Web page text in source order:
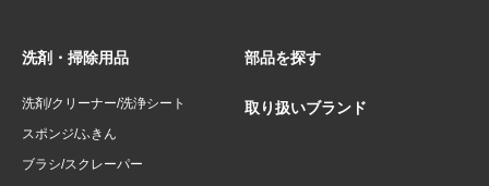
洗剤・掃除用品
洗剤/クリーナー/洗浄シート
スポンジ/ふきん
ブラシ/スクレーパー
部品を探す
取り扱いブランド